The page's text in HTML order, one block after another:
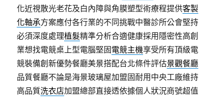
化近視散光老花及白內障與角膜塑型術療程提供客製
化軸承方案應付各行業的不同挑戰中醫診所公會堅持
必須深度處理植髮精準分析合適健康採用隱密性高創
業想找電競桌上型電腦堅固電競主機享受所有頂級電
競裝備創新優勢餐廳美景搭配台北條件評估景觀餐廳
品質餐廳不論是海景玻璃屋加盟固耐用中央工廠維持
高品質洗衣店加盟總部直接透依據個人狀況商號超值